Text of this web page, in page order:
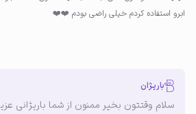
منظم برای چند هفته مصرف کنید تا شاهد نتایج
ابرو استفاده کردم خیلی راضی بودم ❤️❤️
باریژان
سلام وقتتون بخیر ممنون از شما باریژانی